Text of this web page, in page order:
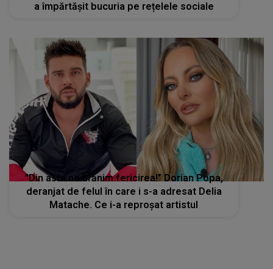
a împărtășit bucuria pe rețelele sociale
”Din asta ne hrănim fericirea!” Dorian Popa,
deranjat de felul în care i s-a adresat Delia
Matache. Ce i-a reproșat artistul